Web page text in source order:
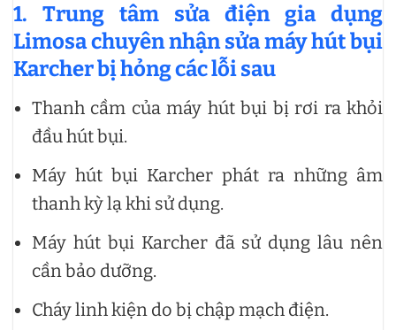
1. Trung tâm sửa điện gia dụng
Limosa chuyên nhận sửa máy hút bụi
Karcher bị hỏng các lỗi sau
Thanh cầm của máy hút bụi bị rơi ra khỏi
đầu hút bụi.
Máy hút bụi Karcher phát ra những âm
thanh kỳ lạ khi sử dụng.
Máy hút bụi Karcher đã sử dụng lâu nên
cần bảo dưỡng.
Cháy linh kiện do bị chập mạch điện.